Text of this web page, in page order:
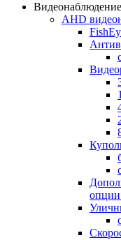
Видеонаблюдение
AHD